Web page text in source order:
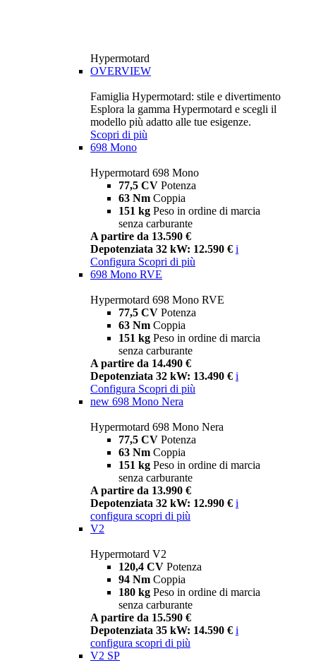
Hypermotard
OVERVIEW
Famiglia Hypermotard: stile e divertimento
Esplora la gamma Hypermotard e scegli il
modello più adatto alle tue esigenze.
Scopri di più
698 Mono
Hypermotard 698 Mono
77,5 CV Potenza
63 Nm Coppia
151 kg Peso in ordine di marcia
senza carburante
A partire da 13.590 €
Depotenziata 32 kW: 12.590 € i
Configura Scopri di più
698 Mono RVE
Hypermotard 698 Mono RVE
77,5 CV Potenza
63 Nm Coppia
151 kg Peso in ordine di marcia
senza carburante
A partire da 14.490 €
Depotenziata 32 kW: 13.490 € i
Configura Scopri di più
new 698 Mono Nera
Hypermotard 698 Mono Nera
77,5 CV Potenza
63 Nm Coppia
151 kg Peso in ordine di marcia
senza carburante
A partire da 13.990 €
Depotenziata 32 kW: 12.990 € i
configura scopri di più
V2
Hypermotard V2
120,4 CV Potenza
94 Nm Coppia
180 kg Peso in ordine di marcia
senza carburante
A partire da 15.590 €
Depotenziata 35 kW: 14.590 € i
configura scopri di più
V2 SP